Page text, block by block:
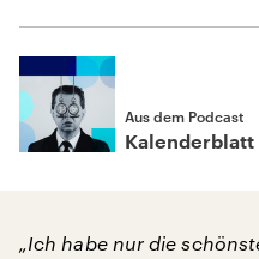
Aus dem Podcast
Kalenderblatt
„Ich habe nur die